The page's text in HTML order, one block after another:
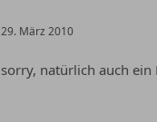
29. März 2010
sorry, natürlich auch